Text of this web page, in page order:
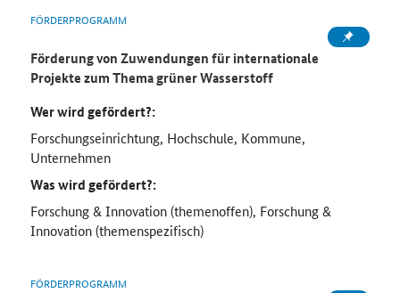
FÖRDERPROGRAMM
Förderung von Zuwendungen für internationale
Projekte zum Thema grüner Wasserstoff
Wer wird gefördert?:
Forschungseinrichtung, Hochschule, Kommune,
Unternehmen
Was wird gefördert?:
Forschung & Innovation (themenoffen), Forschung &
Innovation (themenspezifisch)
FÖRDERPROGRAMM